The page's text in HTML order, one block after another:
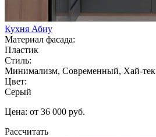
Кухня Абиу
Материал фасада:
Пластик
Стиль:
Минимализм, Современный, Хай-тек
Цвет:
Серый
Цена: от 36 000 руб.
Рассчитать